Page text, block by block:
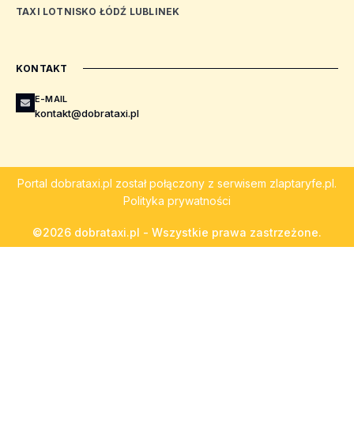
TAXI LOTNISKO ŁÓDŹ LUBLINEK
KONTAKT
E-MAIL
kontakt@dobrataxi.pl
Portal dobrataxi.pl został połączony z serwisem zlaptaryfe.pl.
Polityka prywatności
©2026 dobrataxi.pl - Wszystkie prawa zastrzeżone.